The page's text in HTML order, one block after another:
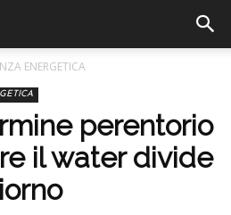
ENERGETICA
perentorio
il water divide